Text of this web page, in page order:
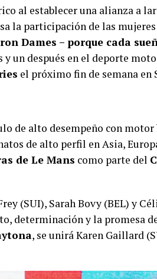
al establecer una alianza a
la participación de las mujeres
Dames – porque cada
un después en el deporte
el próximo fin de semana en
de alto desempeño con motor
de alto perfil en Asia,
de Le Mans como parte del
(SUI), Sarah Bovy (BEL) y
determinación y la promesa
, se unirá Karen Gaillard